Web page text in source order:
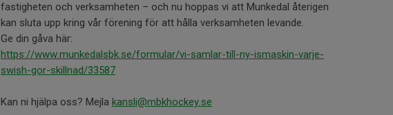
fastigheten och verksamheten – och nu hoppas vi att Munkedal återigen
kan sluta upp kring vår förening för att hålla verksamheten levande.
Ge din gåva här:
https://www.munkedalsbk.se/formular/vi-samlar-till-ny-ismaskin-varje-
swish-gor-skillnad/33587
Kan ni hjälpa oss? Mejla kansli@mbkhockey.se